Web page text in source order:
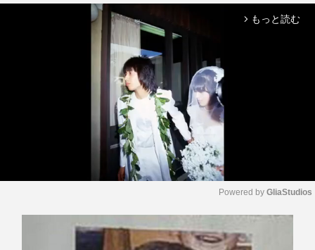
arrow_forward_ios もっと読む
Powered by GliaStudios